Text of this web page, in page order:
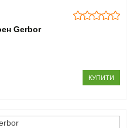
Gerbor
КУПИТИ